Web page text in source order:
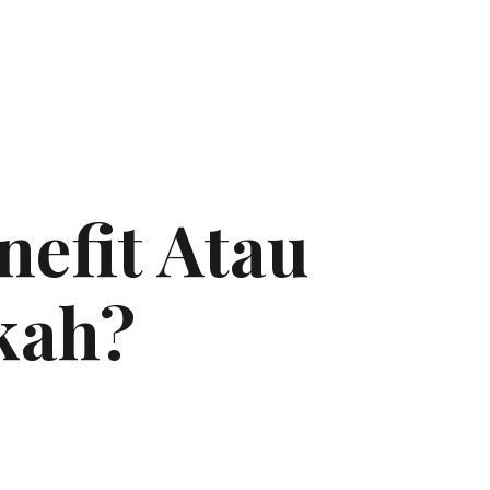
Atau